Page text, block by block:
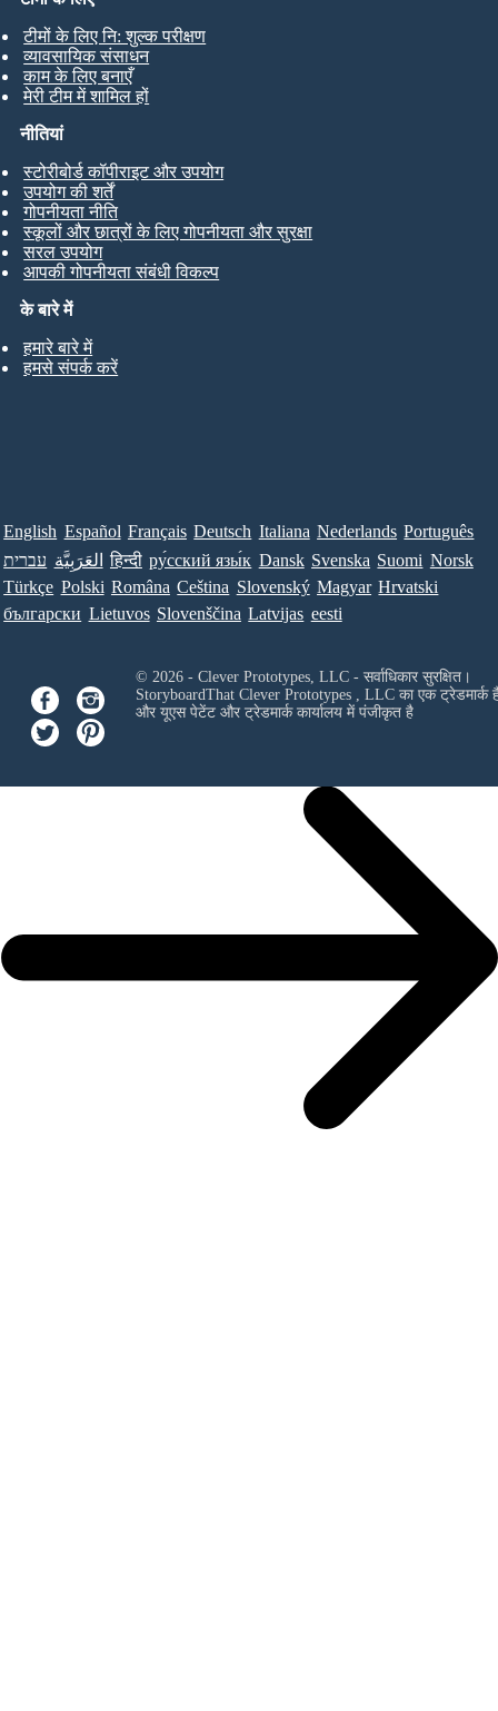
टीमों के लिए नि: शुल्क परीक्षण
व्यावसायिक संसाधन
काम के लिए बनाएँ
मेरी टीम में शामिल हों
के बारे में
हमारे बारे में
हमसे संपर्क करें
नीतियां
स्टोरीबोर्ड कॉपीराइट और उपयोग
उपयोग की शर्तें
गोपनीयता नीति
स्कूलों और छात्रों के लिए गोपनीयता और सुरक्षा
सरल उपयोग
आपकी गोपनीयता संबंधी विकल्प
English Español Français Deutsch Italiana Nederlands Português
עברית العَرَبِيَّة हिन्दी ру́сский язы́к Dansk Svenska Suomi Norsk
Türkçe Polski Româna Ceština Slovenský Magyar Hrvatski
български Lietuvos Slovenščina Latvijas eesti
© 2026 - Clever Prototypes, LLC - सर्वाधिकार सुरक्षित।
StoryboardThat Clever Prototypes , LLCका एक ट्रेडमार्क
और यूएस पेटेंट और ट्रेडमार्क कार्यालय में पंजीकृत है